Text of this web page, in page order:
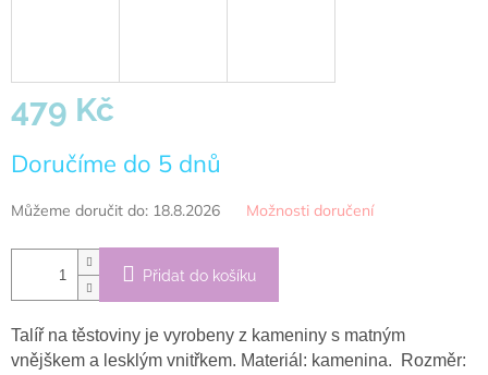
479 Kč
cena:
Doručíme do 5 dnů
Můžeme doručit do: 18.8.2026 Možnosti doručení
Přidat do košíku
Talíř na těstoviny je vyrobeny z kameniny s matným
vnějškem a lesklým vnitřkem. Materiál: kamenina. Rozměr: